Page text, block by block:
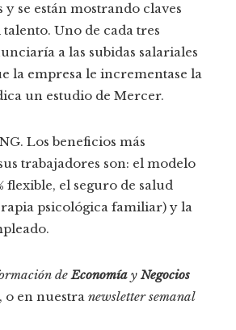
se están mostrando claves
Uno de cada tres
a las subidas salariales
la empresa le incrementase la
un estudio de Mercer.
Los beneficios más
trabajadores son: el modelo
flexible, el seguro de salud
psicológica familiar) y la
deEconomía y Negocios
, o en nuestra newsletter semanal